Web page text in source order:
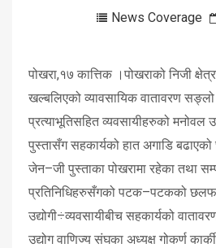
News Coverage
पोखरा,१७ कात्तिक ।पोखराको निजी
खल्बलिएको व्यावसायिक वातावरण
प्रत्याभूतिसहित व्यवसायीहरुको मनोवल
पुस्तासँग सहकार्यको हात अगाडि
जेन–जी पुस्ताका पोखरामा रहेका तथा
प्रतिनिधिहरुसँगको पटक–पटकको
उद्योगी÷व्यवसायीबीच सहकार्यको
उद्योग वाणिज्य संघका अध्यक्ष गोकर्ण